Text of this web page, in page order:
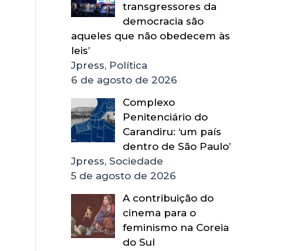
transgressores da
democracia são
aqueles que não obedecem às
leis’
Jpress, Política
6 de agosto de 2026
Complexo
Penitenciário do
Carandiru: ‘um país
dentro de São Paulo’
Jpress, Sociedade
5 de agosto de 2026
A contribuição do
cinema para o
feminismo na Coreia
do Sul